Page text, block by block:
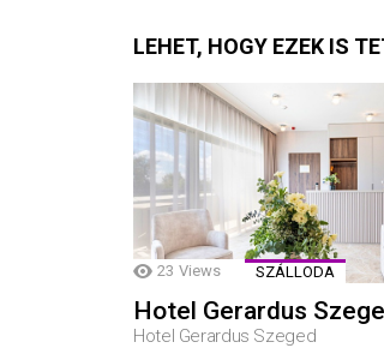
LEHET, HOGY EZEK IS
23 Views SZÁLLODA
Hotel Gerardus
Hotel Gerardus Szeged